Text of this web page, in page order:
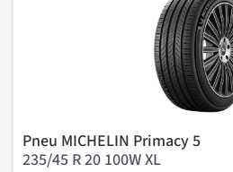
Pneu MICHELIN Primacy 5
235/45 R 20 100W XL